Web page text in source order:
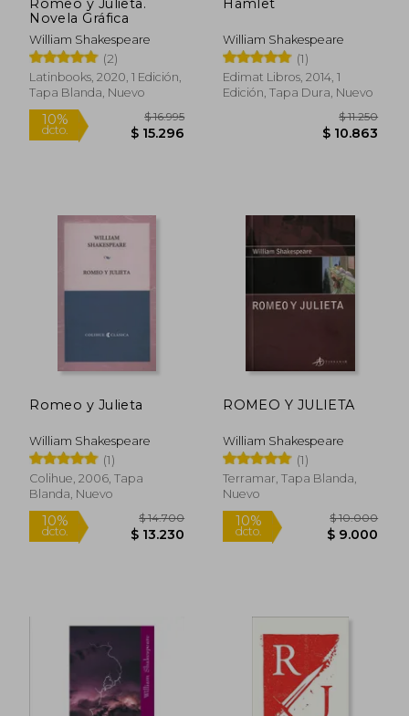
Novela Gráfica
William Shakespeare
(2)
Latinbooks, 2020, 1 Edición,
Tapa Blanda, Nuevo
William Shakespeare
(1)
Edimat Libros, 2014, 1
Edición, Tapa Dura, Nuevo
Romeo y Julieta
William Shakespeare
(1)
Colihue, 2006, Tapa
Blanda, Nuevo
ROMEO Y JULIETA
William Shakespeare
(1)
Terramar, Tapa Blanda,
Nuevo